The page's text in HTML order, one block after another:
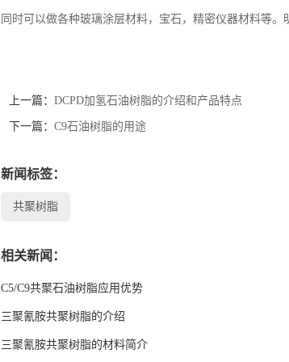
同时可以做各种玻璃涂层材料，宝石，精密仪器材料等。
上一篇： DCPD加氢石油树脂的介绍和产品特点
下一篇： C9石油树脂的用途
新闻标签：
共聚树脂
相关新闻：
C5/C9共聚石油树脂应用优势
三聚氰胺共聚树脂的介绍
三聚氰胺共聚树脂的材料简介